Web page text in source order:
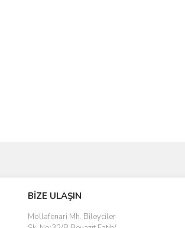
BİZE ULAŞIN
Mollafenari Mh. Bileyciler